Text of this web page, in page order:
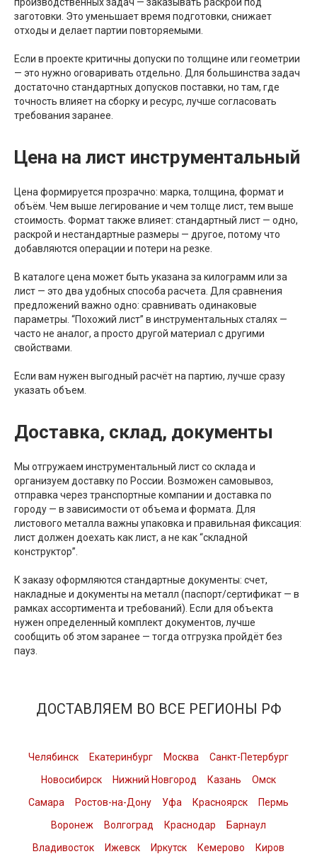
заготовки. Это уменьшает время подготовки, снижает
отходы и делает партии повторяемыми.
Если в проекте критичны допуски по толщине или геометрии
— это нужно оговаривать отдельно. Для большинства задач
достаточно стандартных допусков поставки, но там, где
точность влияет на сборку и ресурс, лучше согласовать
требования заранее.
Цена на лист инструментальный
Цена формируется прозрачно: марка, толщина, формат и
объём. Чем выше легирование и чем толще лист, тем выше
стоимость. Формат также влияет: стандартный лист — одно,
раскрой и нестандартные размеры — другое, потому что
добавляются операции и потери на резке.
В каталоге цена может быть указана за килограмм или за
лист — это два удобных способа расчета. Для сравнения
предложений важно одно: сравнивать одинаковые
параметры. “Похожий лист” в инструментальных сталях —
часто не аналог, а просто другой материал с другими
свойствами.
Если вам нужен выгодный расчёт на партию, лучше сразу
указать объем.
Доставка, склад, документы
Мы отгружаем инструментальный лист со склада и
организуем доставку по России. Возможен самовывоз,
отправка через транспортные компании и доставка по
городу — в зависимости от объема и формата. Для
листового металла важны упаковка и правильная фиксация:
лист должен доехать как лист, а не как “складной
конструктор”.
К заказу оформляются стандартные документы: счет,
накладные и документы на металл (паспорт/сертификат — в
рамках ассортимента и требований). Если для объекта
нужен определенный комплект документов, лучше
сообщить об этом заранее — тогда отгрузка пройдёт без
пауз.
ДОСТАВЛЯЕМ ВО ВСЕ РЕГИОНЫ РФ
Челябинск Екатеринбург Москва
Санкт-Петербург
Новосибирск
Нижний Новгород Казань
Омск
Самара
Ростов-на-Дону Уфа Красноярск
Пермь
Воронеж
Волгоград Краснодар
Барнаул
Владивосток
Ижевск Иркутск Кемерово
Киров